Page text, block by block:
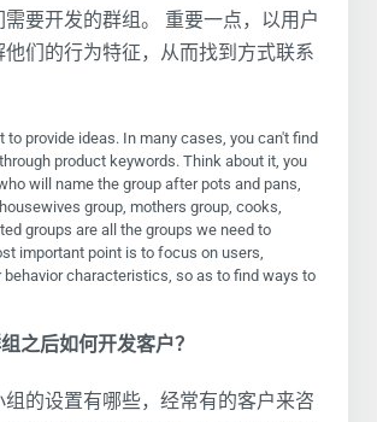
要开发的群组。 重要一点，以用户
他们的行为特征，从而找到方式联系
to provide ideas. In many cases, you can't find
product keywords. Think about it, you
will name the group after pots and pans,
group, mothers group, cooks,
groups are all the groups we need to
important point is to focus on users,
behavior characteristics, so as to find ways to
之后如何开发客户？
的设置有哪些，经常有的客户来咨